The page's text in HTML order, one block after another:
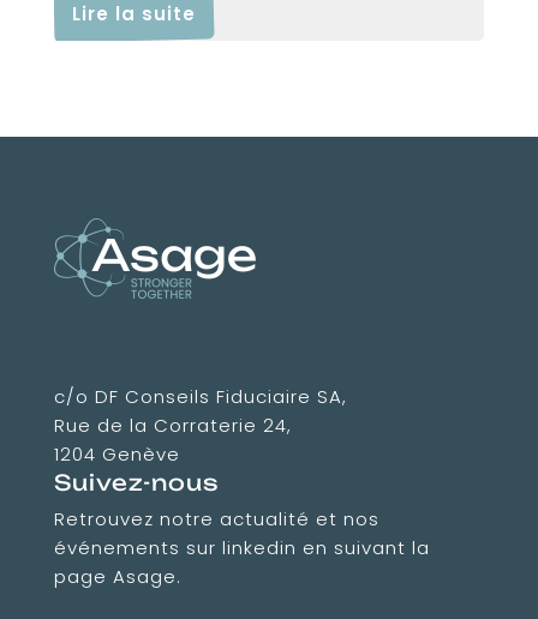
Lire la suite
c/o DF Conseils Fiduciaire SA,
Rue de la Corraterie 24,
1204 Genève
Suivez-nous
Retrouvez notre actualité et nos
événements sur linkedin en suivant la
page Asage.